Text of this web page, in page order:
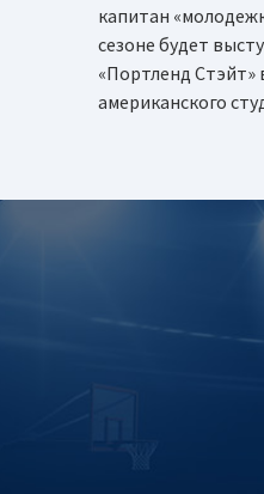
капитан
сезоне будет
«Портленд Стэйт»
американского